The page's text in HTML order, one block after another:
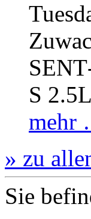
S
mehr
» zu
Sie